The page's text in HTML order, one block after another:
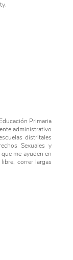
Primaria
administrativo
distritales
Sexuales y
me ayuden en
correr largas